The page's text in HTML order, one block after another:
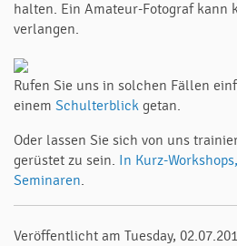
halten. Ein Amateur-Fotograf kann
verlangen.
Rufen Sie uns in solchen Fällen
einem Schulterblick getan.
Oder lassen Sie sich von uns
gerüstet zu sein. In Kurz-
Seminaren.
Veröffentlicht am Tuesday,